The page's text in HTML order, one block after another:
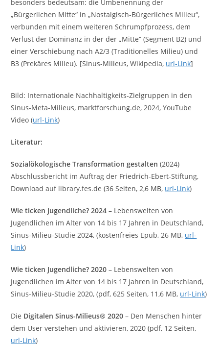
besonders bedeutsam: die Umbenennung der
„Bürgerlichen Mitte“ in „Nostalgisch-Bürgerliches Milieu“,
verbunden mit einem weiteren Schrumpfprozess, dem
Verlust der Dominanz in der der „Mitte“ (Segment B2) und
einer Verschiebung nach A2/3 (Traditionelles Milieu) und
B3 (Prekäres Milieu). [Sinus-Milieus, Wikipedia, url-Link]
Bild: Internationale Nachhaltigkeits-Zielgruppen in den
Sinus-Meta-Milieus, marktforschung.de, 2024, YouTube
Video (url-Link)
Literatur:
Sozialökologische Transformation gestalten(2024)
Abschlussbericht im Auftrag der Friedrich-Ebert-Stiftung,
Download auf library.fes.de (36 Seiten, 2,6 MB, url-Link)
Wie ticken Jugendliche? 2024 – Lebenswelten von
Jugendlichen im Alter von 14 bis 17 Jahren in Deutschland,
Sinus-Milieu-Studie 2024, (kostenfreies Epub, 26 MB, url-
Link)
Wie ticken Jugendliche? 2020 – Lebenswelten von
Jugendlichen im Alter von 14 bis 17 Jahren in Deutschland,
Sinus-Milieu-Studie 2020, (pdf, 625 Seiten, 11,6 MB, url-Link)
Die Digitalen Sinus-Milieus® 2020 – Den Menschen hinter
dem User verstehen und aktivieren, 2020 (pdf, 12 Seiten,
url-Link)